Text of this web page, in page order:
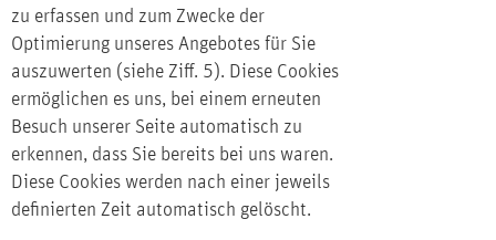
zu erfassen und zum Zwecke der
Optimierung unseres Angebotes für Sie
auszuwerten (siehe Ziff. 5). Diese Cookies
ermöglichen es uns, bei einem erneuten
Besuch unserer Seite automatisch zu
erkennen, dass Sie bereits bei uns waren.
Diese Cookies werden nach einer jeweils
definierten Zeit automatisch gelöscht.